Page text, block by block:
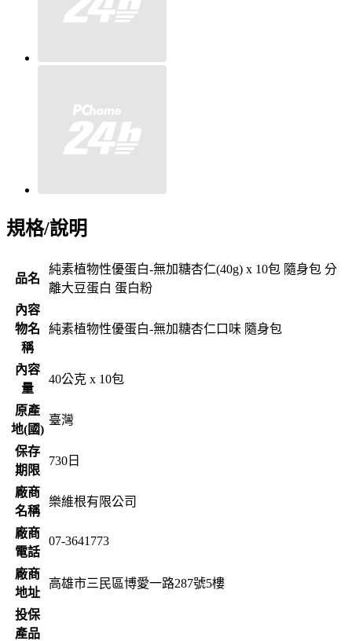
規格/說明
品名
純素植物性優蛋白-無加糖杏仁(40g) x 10包 隨身包 分
離大豆蛋白 蛋白粉
內容
物名
稱
純素植物性優蛋白-無加糖杏仁口味 隨身包
內容
量
40公克 x 10包
原產
地(國)
臺灣
保存
期限
730 日
廠商
名稱
樂維根有限公司
廠商
電話
07-3641773
廠商
地址
高雄市三民區博愛一路287號5樓
投保
產品